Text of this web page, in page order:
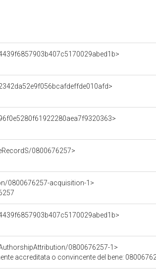
0800676257>
0800676257-acquisition-1>
0800676257-1>
accreditata o convincente del bene: